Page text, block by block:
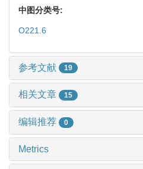
中图分类号:
O221.6
参考文献 19
相关文章 15
编辑推荐 0
Metrics